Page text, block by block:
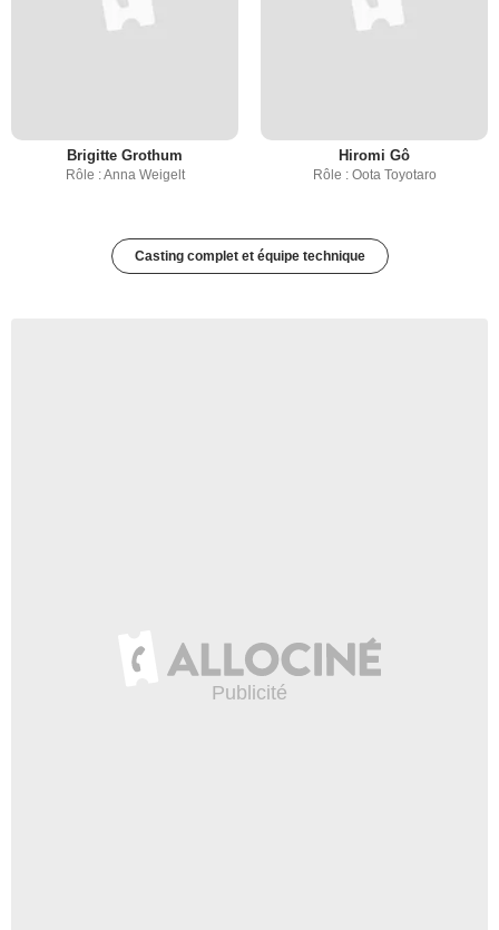
Brigitte Grothum
Rôle : Anna Weigelt
Hiromi Gô
Rôle : Oota Toyotaro
Casting complet et équipe technique